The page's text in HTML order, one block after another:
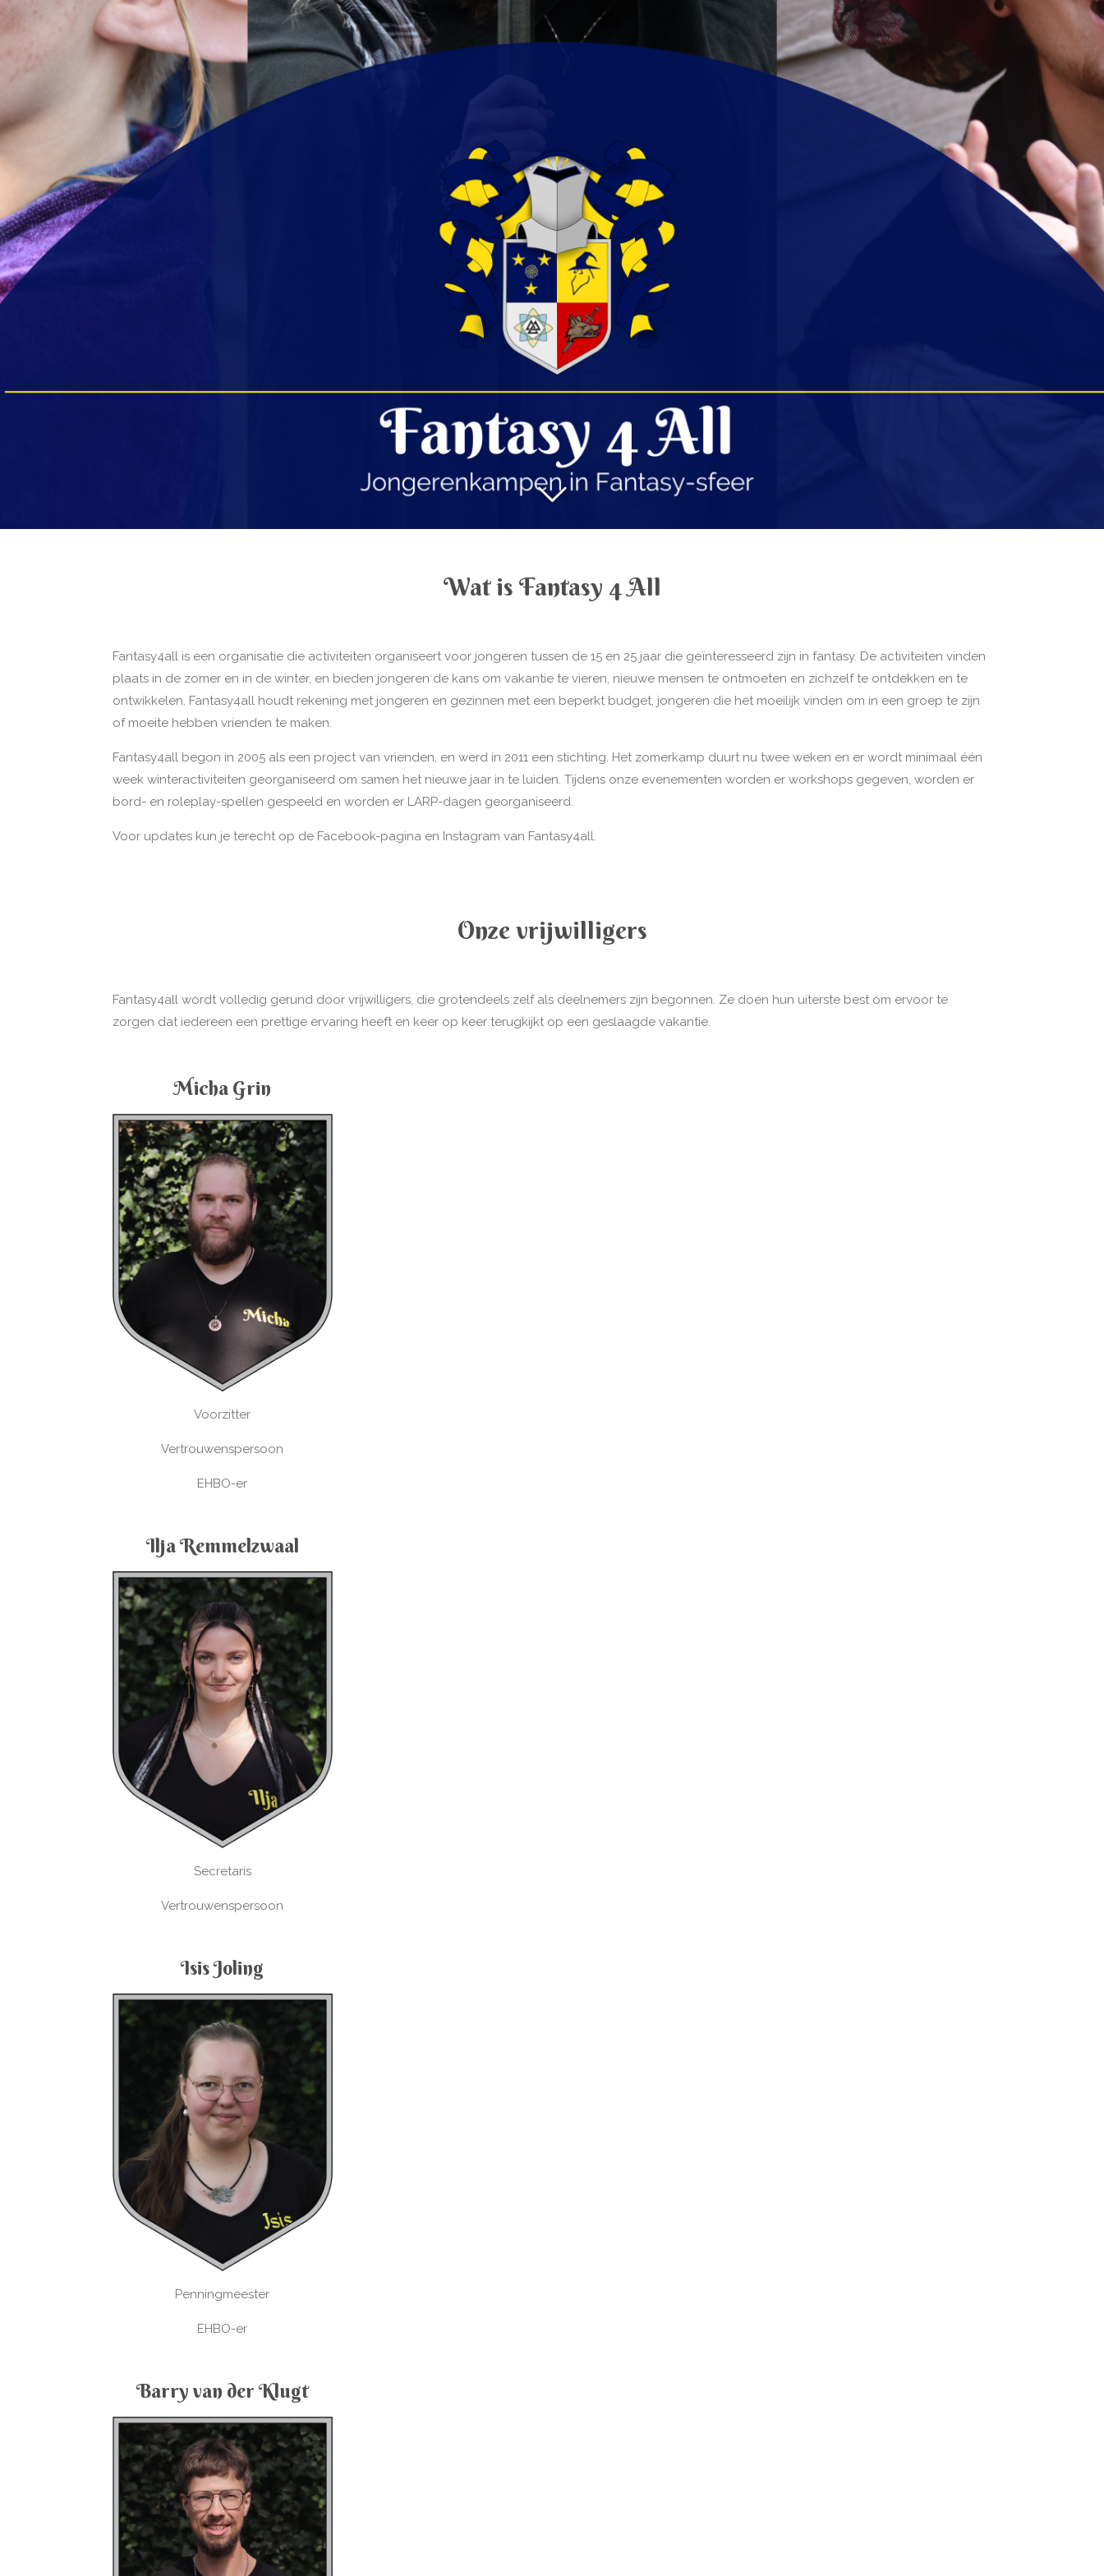
Wat is Fantasy 4 All
Fantasy4all is een organisatie die activiteiten organiseert voor jongeren tussen de 15 en 25 jaar die geïnteresseerd zijn in fantasy. De activiteiten vinden
plaats in de zomer en in de winter, en bieden jongeren de kans om vakantie te vieren, nieuwe mensen te ontmoeten en zichzelf te ontdekken en te
ontwikkelen. Fantasy4all houdt rekening met jongeren en gezinnen met een beperkt budget, jongeren die het moeilijk vinden om in een groep te zijn
of moeite hebben vrienden te maken.
Fantasy4all begon in 2005 als een project van vrienden, en werd in 2011 een stichting. Het zomerkamp duurt nu twee weken en er wordt minimaal één
week winteractiviteiten georganiseerd om samen het nieuwe jaar in te luiden. Tijdens onze evenementen worden er workshops gegeven, worden er
bord- en roleplay-spellen gespeeld en worden er LARP-dagen georganiseerd.
Voor updates kun je terecht op de Facebook-pagina en Instagram van Fantasy4all.
Onze vrijwilligers
Fantasy4all wordt volledig gerund door vrijwilligers, die grotendeels zelf als deelnemers zijn begonnen. Ze doen hun uiterste best om ervoor te
zorgen dat iedereen een prettige ervaring heeft en keer op keer terugkijkt op een geslaagde vakantie.
Micha Grin
Voorzitter
Vertrouwenspersoon
EHBO-er
Ilja Remmelzwaal
Secretaris
Vertrouwenspersoon
Isis Joling
Penningmeester
EHBO-er
Barry van der Klugt